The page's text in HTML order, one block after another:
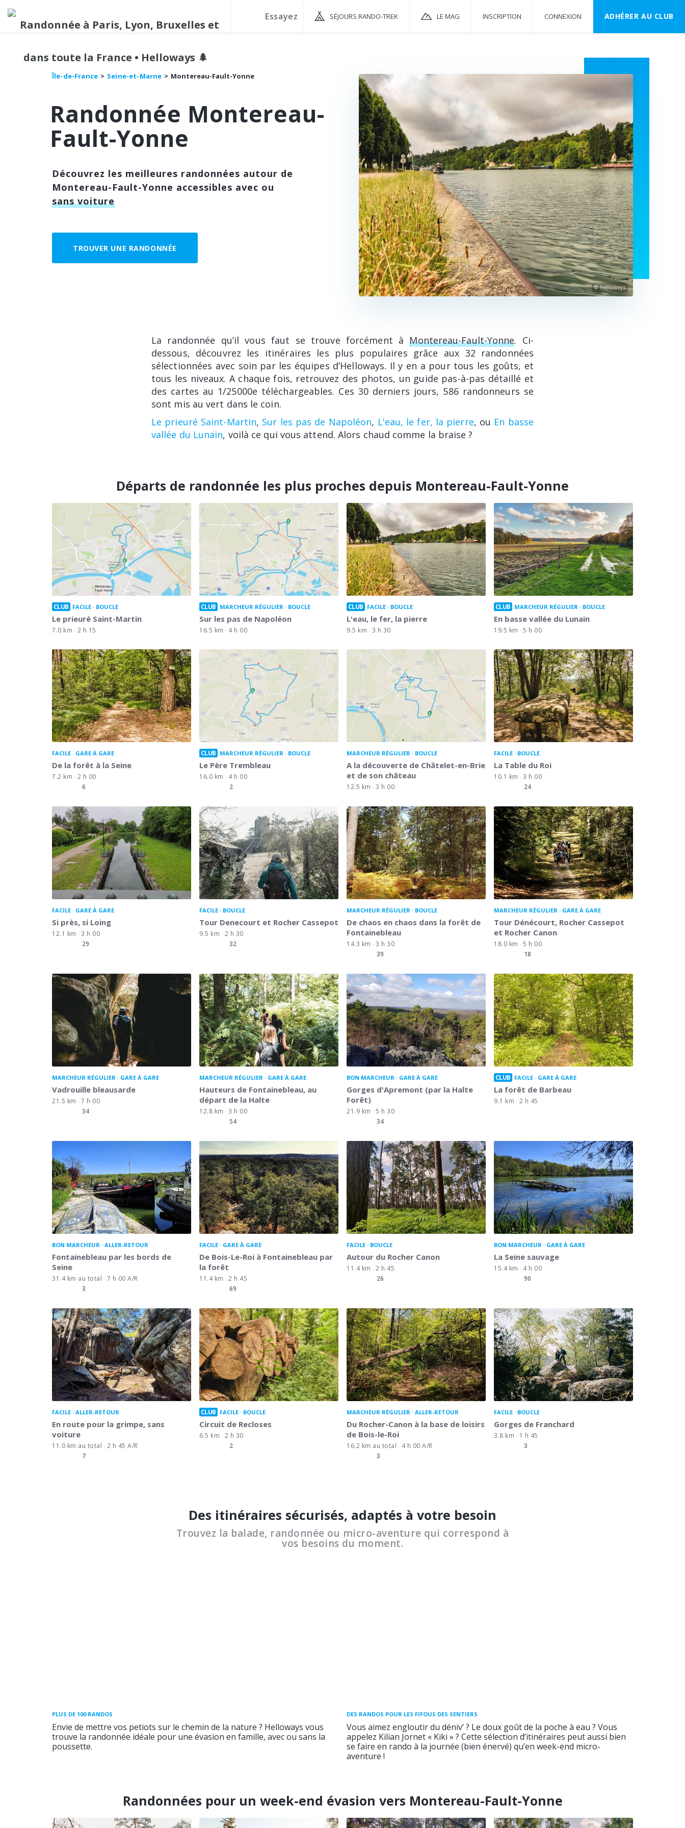
SÉJOURS RANDO-TREK LE MAG INSCRIPTION CONNEXION ADHÉRER AU CLUB
Île-de-France Seine-et-Marne Montereau-Fault-Yonne
Randonnée Montereau-
Fault-Yonne
Découvrez les meilleures randonnées autour de
Montereau-Fault-Yonne accessibles avec ou
sans voiture
TROUVER UNE RANDONNÉE
© Helloways
La randonnée qu’il vous faut se trouve forcément àMontereau-Fault-Yonne. Ci-
dessous, découvrez les itinéraires les plus populaires grâce aux 32 randonnées
sélectionnées avec soin par les équipes d’Helloways. Il y en a pour tous les goûts, et
tous les niveaux. A chaque fois, retrouvez des photos, un guide pas-à-pas détaillé et
des cartes au 1/25000e téléchargeables. Ces 30 derniers jours, 586 randonneurs se
sont mis au vert dans le coin.
Le prieuré Saint-Martin, Sur les pas de Napoléon, L'eau, le fer, la pierre, ou En basse
vallée du Lunain, voilà ce qui vous attend. Alors chaud comme la braise ?
Départs de randonnée les plus proches depuis Montereau-Fault-Yonne
CLUB FACILE BOUCLE
Le prieuré Saint-Martin
7.0 km 2 h 15
CLUB MARCHEUR RÉGULIER BOUCLE
Sur les pas de Napoléon
16.5 km 4 h 00
CLUB FACILE BOUCLE
L'eau, le fer, la pierre
9.5 km 3 h 30
CLUB MARCHEUR RÉGULIER BOUCLE
En basse vallée du Lunain
19.5 km 5 h 00
FACILE GARE À GARE
De la forêt à la Seine
7.2 km
2 h 00
6
CLUB MARCHEUR RÉGULIER BOUCLE
Le Père Trembleau
16.0 km
4 h 00
2
MARCHEUR RÉGULIER BOUCLE
A la découverte de Châtelet-en-Brie
et de son château
12.5 km 3 h 00
FACILE BOUCLE
La Table du Roi
10.1 km
3 h 00
24
FACILE GARE À GARE
Si près, si Loing
12.1 km
3 h 00
29
FACILE BOUCLE
Tour Denecourt et Rocher Cassepot
9.5 km
2 h 30
32
MARCHEUR RÉGULIER BOUCLE
De chaos en chaos dans la forêt de
Fontainebleau
14.3 km
3 h 30
39
MARCHEUR RÉGULIER GARE À GARE
Tour Dénécourt, Rocher Cassepot
et Rocher Canon
18.0 km
5 h 00
18
MARCHEUR RÉGULIER GARE À GARE
Vadrouille bleausarde
21.5 km
7 h 00
34
MARCHEUR RÉGULIER GARE À GARE
Hauteurs de Fontainebleau, au
départ de la Halte
12.8 km
3 h 00
54
BON MARCHEUR GARE À GARE
Gorges d'Apremont (par la Halte
Forêt)
21.9 km
5 h 30
34
CLUB FACILE GARE À GARE
La forêt de Barbeau
9.1 km 2 h 45
BON MARCHEUR ALLER-RETOUR
Fontainebleau par les bords de
Seine
31.4 km au total
7 h 00 A/R
3
FACILE GARE À GARE
De Bois-Le-Roi à Fontainebleau par
la forêt
11.4 km
2 h 45
69
FACILE BOUCLE
Autour du Rocher Canon
11.4 km
2 h 45
26
BON MARCHEUR GARE À GARE
La Seine sauvage
15.4 km
4 h 00
90
FACILE ALLER-RETOUR
En route pour la grimpe, sans
voiture
11.0 km au total
2 h 45 A/R
7
CLUB FACILE BOUCLE
Circuit de Recloses
6.5 km
2 h 30
2
MARCHEUR RÉGULIER ALLER-RETOUR
Du Rocher-Canon à la base de loisirs
de Bois-le-Roi
16.2 km au total
4 h 00 A/R
3
FACILE BOUCLE
Gorges de Franchard
3.8 km
1 h 45
3
Des itinéraires sécurisés, adaptés à votre besoin
Trouvez la balade, randonnée ou micro-aventure qui correspond à
vos besoins du moment.
PLUS DE 100 RANDOS
Envie de mettre vos petiots sur le chemin de la nature ? Helloways vous
trouve la randonnée idéale pour une évasion en famille, avec ou sans la
poussette.
DES RANDOS POUR LES FIFOUS DES SENTIERS
Vous aimez engloutir du déniv’ ? Le doux goût de la poche à eau ? Vous
appelez Kilian Jornet « Kiki » ? Cette sélection d’itinéraires peut aussi bien
se faire en rando à la journée (bien énervé) qu’en week-end micro-
aventure !
Randonnées pour un week-end évasion vers Montereau-Fault-Yonne